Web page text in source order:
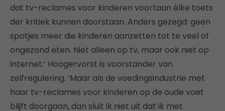
dat tv-reclames voor kinderen voortaan élke toets
der kritiek kunnen doorstaan. Anders gezegd: geen
spotjes meer die kinderen aanzetten tot te veel of
ongezond eten. Niet alleen op tv, maar ook niet op
internet.’ Hoogervorst is voorstander van
zelfregulering. ‘Maar als de voedingsindustrie met
haar tv-reclames voor kinderen op de oude voet
blijft doorgaan, dan sluit ik niet uit dat ik met